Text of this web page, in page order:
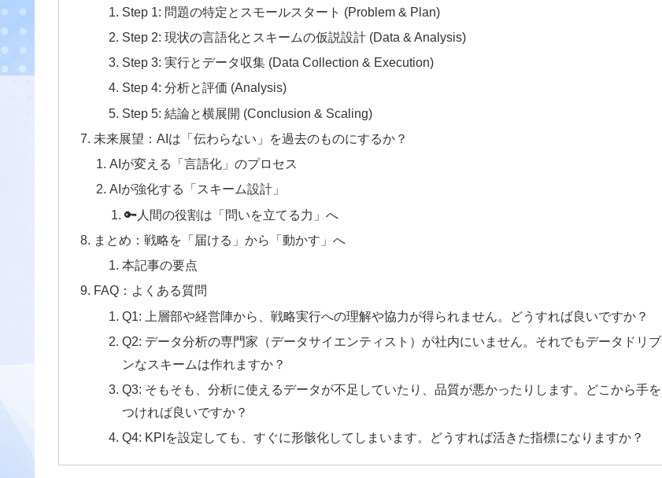
Step 1: 問題の特定とスモールスタート (Problem & Plan)
Step 2: 現状の言語化とスキームの仮説設計 (Data & Analysis)
Step 3: 実行とデータ収集 (Data Collection & Execution)
Step 4: 分析と評価 (Analysis)
Step 5: 結論と横展開 (Conclusion & Scaling)
未来展望：AIは「伝わらない」を過去のものにするか？
AIが変える「言語化」のプロセス
AIが強化する「スキーム設計」
🔑人間の役割は「問いを立てる力」へ
まとめ：戦略を「届ける」から「動かす」へ
本記事の要点
FAQ：よくある質問
Q1: 上層部や経営陣から、戦略実行への理解や協力が得られません。どうすれば良いですか？
Q2: データ分析の専門家（データサイエンティスト）が社内にいません。それでもデータドリブ
ンなスキームは作れますか？
Q3: そもそも、分析に使えるデータが不足していたり、品質が悪かったりします。どこから手を
つければ良いですか？
Q4: KPIを設定しても、すぐに形骸化してしまいます。どうすれば活きた指標になりますか？